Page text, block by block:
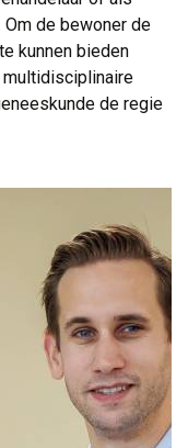
de bewoner de
kunnen bieden
de regie